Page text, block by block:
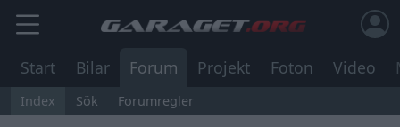
Start Bilar Forum Projekt Foton Video
Index Sök Forumregler